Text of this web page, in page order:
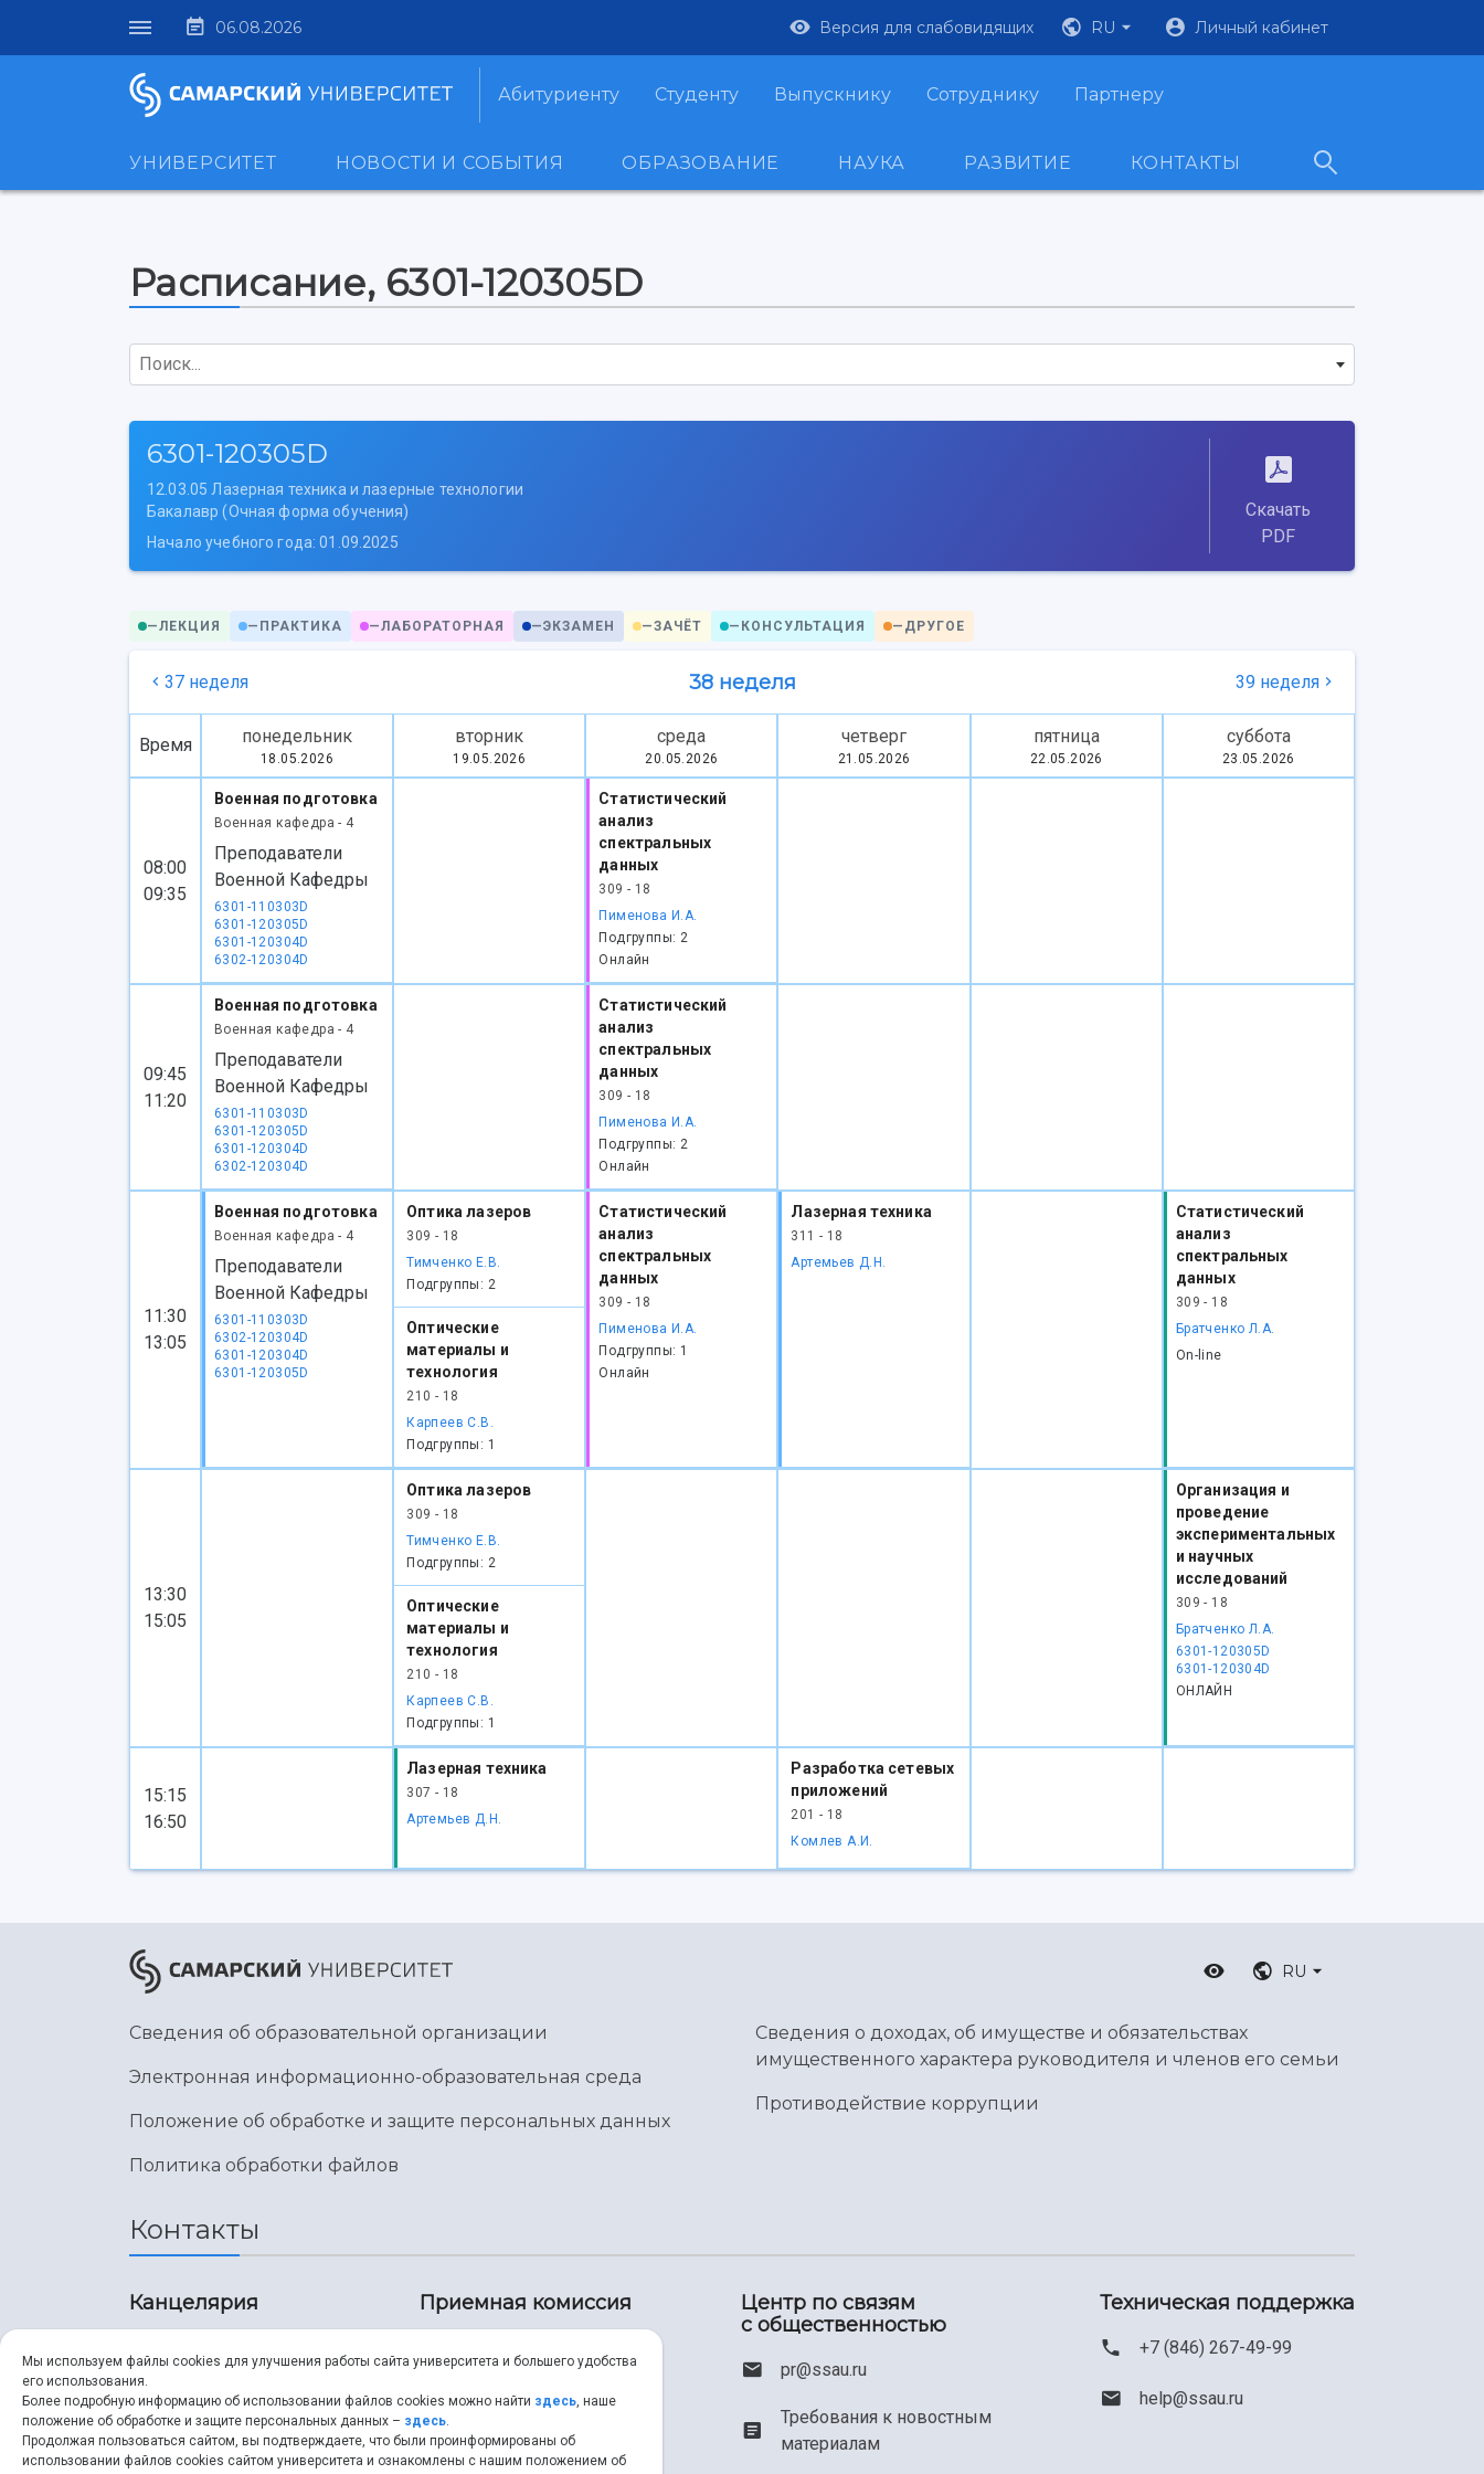
06.08.2026 Версия для слабовидящих RU Личный кабинет
Абитуриенту Студенту Выпускнику Сотруднику Партнеру
УНИВЕРСИТЕТ НОВОСТИ И СОБЫТИЯ ОБРАЗОВАНИЕ НАУКА РАЗВИТИЕ КОНТАКТЫ
Расписание, 6301-120305D
Поиск...
6301-120305D
12.03.05 Лазерная техника и лазерные технологии
Бакалавр (Очная форма обучения)
Начало учебного года: 01.09.2025
Скачать
PDF
—ЛЕКЦИЯ — ПРАКТИКА —ЛАБОРАТОРНАЯ —ЭКЗАМЕН —ЗАЧЁТ — КОНСУЛЬТАЦИЯ — ДРУГОЕ
37 неделя 38 неделя 39 неделя
Время понедельник
18.05.2026
вторник
19.05.2026
среда
20.05.2026
четверг
21.05.2026
пятница
22.05.2026
суббота
23.05.2026
08:00
09:35
Военная подготовка
Военная кафедра - 4
Преподаватели
Военной Кафедры
6301-110303D
6301-120305D
6301-120304D
6302-120304D
Статистический
анализ
спектральных
данных
309 - 18
Пименова И.А.
Подгруппы: 2
Онлайн
09:45
11:20
Военная подготовка
Военная кафедра - 4
Преподаватели
Военной Кафедры
6301-110303D
6301-120305D
6301-120304D
6302-120304D
Статистический
анализ
спектральных
данных
309 - 18
Пименова И.А.
Подгруппы: 2
Онлайн
11:30
13:05
Военная подготовка
Военная кафедра - 4
Преподаватели
Военной Кафедры
6301-110303D
6302-120304D
6301-120304D
6301-120305D
Оптика лазеров
309 - 18
Тимченко Е.В.
Подгруппы: 2
Оптические
материалы и
технология
210 - 18
Карпеев С.В.
Подгруппы: 1
Статистический
анализ
спектральных
данных
309 - 18
Пименова И.А.
Подгруппы: 1
Онлайн
Лазерная техника
311 - 18
Артемьев Д.Н.
Статистический
анализ
спектральных
данных
309 - 18
Братченко Л.А.
On-line
13:30
15:05
Оптика лазеров
309 - 18
Тимченко Е.В.
Подгруппы: 2
Оптические
материалы и
технология
210 - 18
Карпеев С.В.
Подгруппы: 1
Организация и
проведение
экспериментальных
и научных
исследований
309 - 18
Братченко Л.А.
6301-120305D
6301-120304D
ОНЛАЙН
15:15
16:50
Лазерная техника
307 - 18
Артемьев Д.Н.
Разработка сетевых
приложений
201 - 18
Комлев А.И.
RU
Сведения об образовательной организации
Электронная информационно-образовательная среда
Положение об обработке и защите персональных данных
Политика обработки файлов
Сведения о доходах, об имуществе и обязательствах
имущественного характера руководителя и членов его семьи
Противодействие коррупции
Контакты
Канцелярия
8 (846) 267-43-70
ssau@ssau.ru
Приемная комиссия
8 (846) 267-48-67
priem@ssau.ru
Центр по связям
с общественностью
pr@ssau.ru
Требования к новостным
материалам
Техническая поддержка
+7 (846) 267-49-99
help@ssau.ru
Мы используем файлы cookies для улучшения работы сайта университета и большего удобства
его использования.
Более подробную информацию об использовании файлов cookies можно найти здесь, наше
положение об обработке и защите персональных данных – здесь.
Продолжая пользоваться сайтом, вы подтверждаете, что были проинформированы об
использовании файлов cookies сайтом университета и ознакомлены с нашим положением об